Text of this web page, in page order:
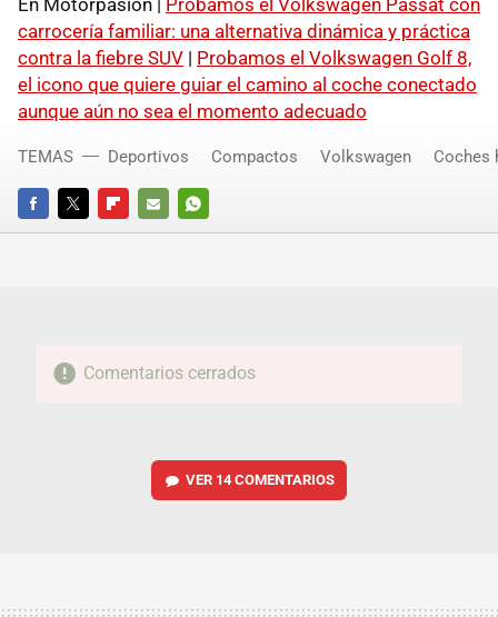
carrocería familiar: una alternativa dinámica y práctica
contra la fiebre SUV | Probamos el Volkswagen Golf 8,
el icono que quiere guiar el camino al coche conectado
aunque aún no sea el momento adecuado
FACEBOOKTWITTERFLIPBOARD
E-
WHATSAPP
TEMAS Deportivos Compactos Volkswagen Coches
Comentarios cerrados
VER 14 COMENTARIOS